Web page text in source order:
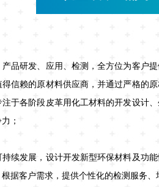
品研发、应用、 检测 ，全方位为客户
得信赖的原材料供应商，并通过严格的
注于各阶段皮革用化工材料的开发设计
；
续发展，设计开发新型环保材料及功
据客户需求，提供个性化的检测服务